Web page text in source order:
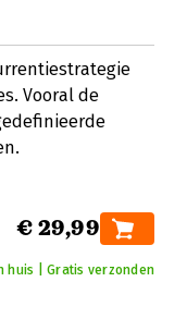
Vooral de
€ 29,99
huis | Gratis verzonden